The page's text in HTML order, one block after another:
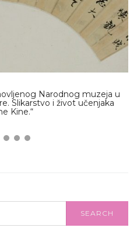
Narodnog muzeja u
Slikarstvo i život učenjaka
Kine.“
SEARCH